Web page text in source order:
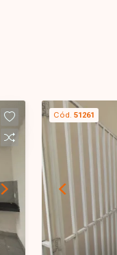
Cód. 51261